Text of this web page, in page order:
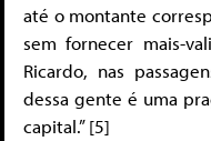
até o montante
sem fornecer mais-
Ricardo, nas
dessa gente é uma
capital.” [5]